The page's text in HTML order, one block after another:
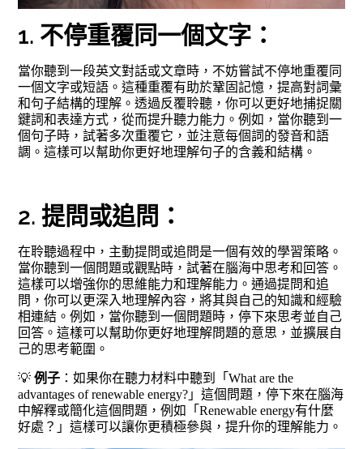
1. 不停重覆同一個文字：
當你聽到一段英文對話或文章時，不妨嘗試不停地重覆同
一個文字或短語。這種重覆有助於鞏固記憶，提高對詞彙
和句子結構的理解。透過反覆聆聽，你可以更好地捕捉關
鍵詞和表達方式，從而提升聽力能力。例如，當你聽到一
個句子時，試著多次重覆它，並注意每個詞的發音和語
調。這樣可以幫助你更好地理解句子的含義和結構。
2. 提問或追問：
在聆聽過程中，主動提問或追問是一個有效的學習策略。
當你聽到一個問題或觀點時，試著在腦海中思考和回答。
這樣可以增強你的思維能力和理解能力。通過提問和追
問，你可以更深入地理解內容，將其與自己的知識和經驗
相連結。例如，當你聽到一個問題時，停下來思考並自己
回答。這樣可以幫助你更好地理解問題的意思，並擴展自
己的思考範圍。
💡例子 ：如果你在聽力材料中聽到「What are the
advantages of renewable energy?」這個問題，停下來在腦海
中解釋或簡化這個問題，例如「Renewable energy有什麼
好處？」這樣可以讓你更積極參與，提升你的理解能力。